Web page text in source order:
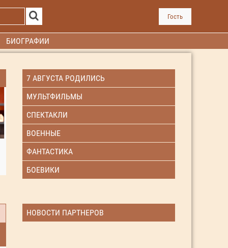
Гость
БИОГРАФИИ
7 АВГУСТА РОДИЛИСЬ
МУЛЬТФИЛЬМЫ
СПЕКТАКЛИ
ВОЕННЫЕ
ФАНТАСТИКА
БОЕВИКИ
НОВОСТИ ПАРТНЕРОВ